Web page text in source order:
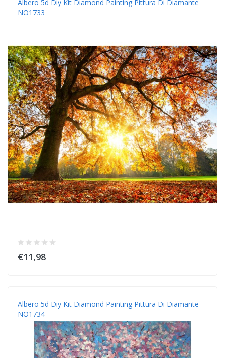
Albero 5d Diy Kit Diamond Painting Pittura Di Diamante
NO1733
€11,98
Albero 5d Diy Kit Diamond Painting Pittura Di Diamante
NO1734